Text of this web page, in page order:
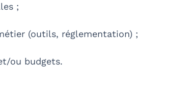
;
(outils, réglementation) ;
ou budgets.